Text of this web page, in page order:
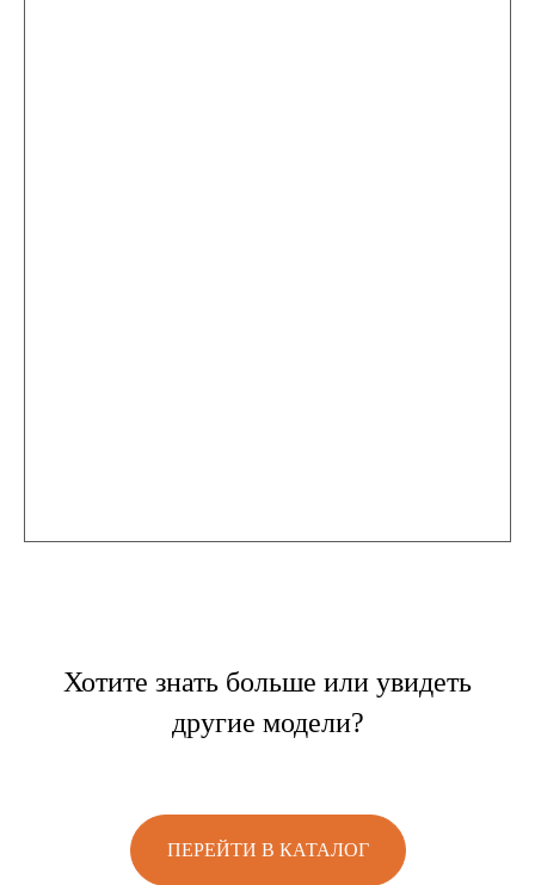
Хотите знать больше или увидеть
другие модели?
ПЕРЕЙТИ В КАТАЛОГ